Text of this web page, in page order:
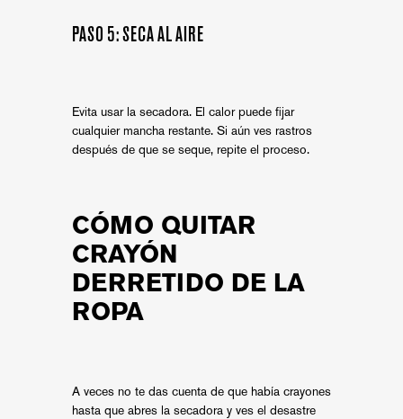
PASO 5: SECA AL AIRE
Evita usar la secadora. El calor puede fijar
cualquier mancha restante. Si aún ves rastros
después de que se seque, repite el proceso.
CÓMO QUITAR
CRAYÓN
DERRETIDO DE LA
ROPA
A veces no te das cuenta de que había crayones
hasta que abres la secadora y ves el desastre